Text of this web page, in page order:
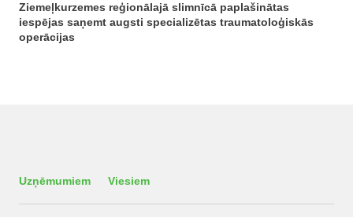
Ziemeļkurzemes reģionālajā slimnīcā paplašinātas
iespējas saņemt augsti specializētas traumatoloģiskās
operācijas
Uzņēmumiem Viesiem